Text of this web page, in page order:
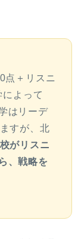
点＋リスニ
よって
はリーデ
すが、北
がリスニ
、戦略を